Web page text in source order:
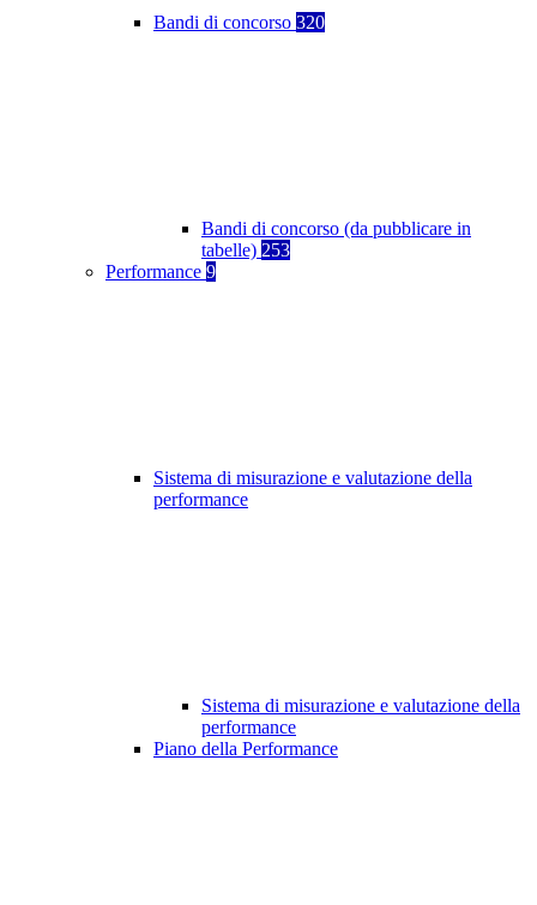
Bandi di concorso 320
Bandi di concorso (da pubblicare in
tabelle) 253
Performance 9
Sistema di misurazione e valutazione della
performance
Sistema di misurazione e valutazione della
performance
Piano della Performance